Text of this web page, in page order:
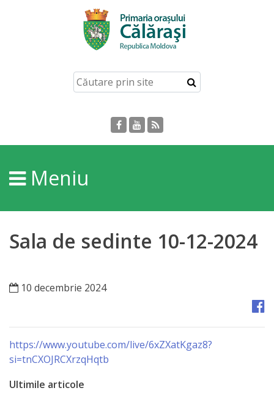
Despre
Orașului
Personalități
Regulamente
Strategii
Registrul
de
Meniu
Sala de sedinte 10-12-2024
10 decembrie 2024
https://www.youtube.com/live/6xZXatKgaz8?
si=tnCXOJRCXrzqHqtb
Ultimile articole